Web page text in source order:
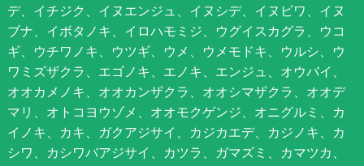
デ、イチジク、イヌエンジュ、イヌシデ、イヌビワ、イヌ
ブナ、イボタノキ、イロハモミジ、ウグイスカグラ、ウコ
ギ、ウチワノキ、ウツギ、ウメ、ウメモドキ、ウルシ、ウ
ワミズザクラ、エゴノキ、エノキ、エンジュ、オウバイ、
オオカメノキ、オオカンザクラ、オオシマザクラ、オオデ
マリ、オトコヨウゾメ、オオモクゲンジ、オニグルミ、カ
イノキ、カキ、ガクアジサイ、カジカエデ、カジノキ、カ
シワ、カシワバアジサイ、カツラ、ガマズミ、カマツカ、